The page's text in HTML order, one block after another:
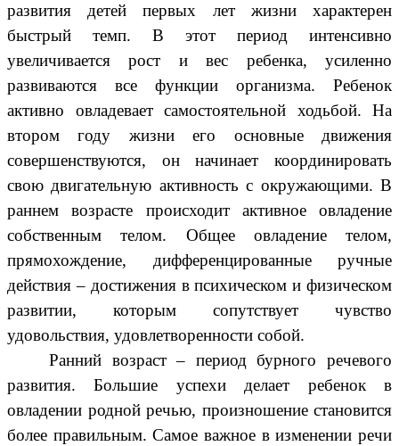
развития детей первых лет жизни характерен
быстрый темп. В этот период интенсивно
увеличивается рост и вес ребенка, усиленно
развиваются все функции организма. Ребенок
активно овладевает самостоятельной ходьбой. На
втором году жизни его основные движения
совершенствуются, он начинает координировать
свою двигательную активность с окружающими. В
раннем возрасте происходит активное овладение
собственным телом. Общее овладение телом,
прямохождение, дифференцированные ручные
действия – достижения в психическом и физическом
развитии, которым сопутствует чувство
удовольствия, удовлетворенности собой.
Ранний возраст – период бурного речевого
развития. Большие успехи делает ребенок в
овладении родной речью, произношение становится
более правильным. Самое важное в изменении речи